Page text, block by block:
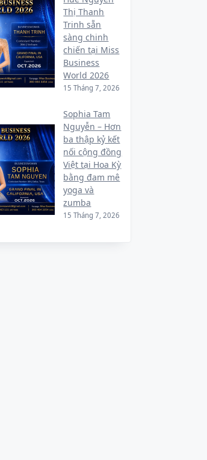
Thị Thanh
Trinh sẵn
sàng chinh
chiến tại Miss
Business
World 2026
15 Tháng 7, 2026
Sophia Tam
Nguyễn – Hơn
ba thập kỷ kết
nối cộng đồng
Việt tại Hoa Kỳ
bằng đam mê
yoga và
zumba
15 Tháng 7, 2026